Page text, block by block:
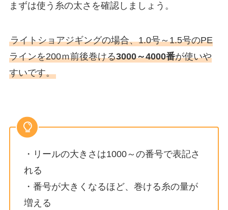
まずは使う糸の太さを確認しましょう。
ライトショアジギングの場合、1.0号～1.5号のPE
ラインを200ｍ前後巻ける3000～4000番が使いや
すいです。
・リールの大きさは1000～の番号で表記さ
れる
・番号が大きくなるほど、巻ける糸の量が
増える